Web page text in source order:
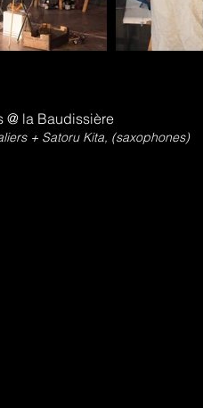
@ la Baudissière
+ Satoru Kita, (saxophones)